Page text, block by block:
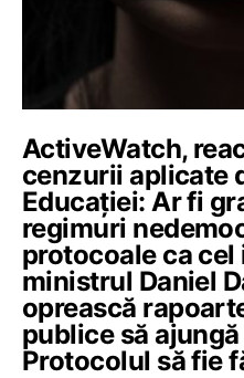
ActiveWatch,
cenzurii aplicate
Educației: Ar fi
regimuri
protocoale ca cel
ministrul Daniel
oprească
publice să
Protocolul să fie